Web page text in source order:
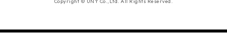
Copyright © UNY Co.,Ltd. All Rights Reserved.